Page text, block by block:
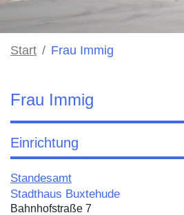
Start Frau Immig
Frau Immig
Einrichtung
Standesamt
Stadthaus Buxtehude
Bahnhofstraße 7